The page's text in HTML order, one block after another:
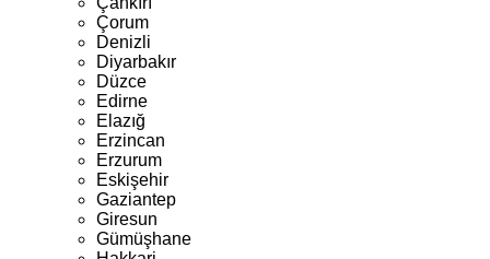
Çorum
Denizli
Diyarbakır
Düzce
Edirne
Elazığ
Erzincan
Erzurum
Eskişehir
Gaziantep
Giresun
Gümüşhane